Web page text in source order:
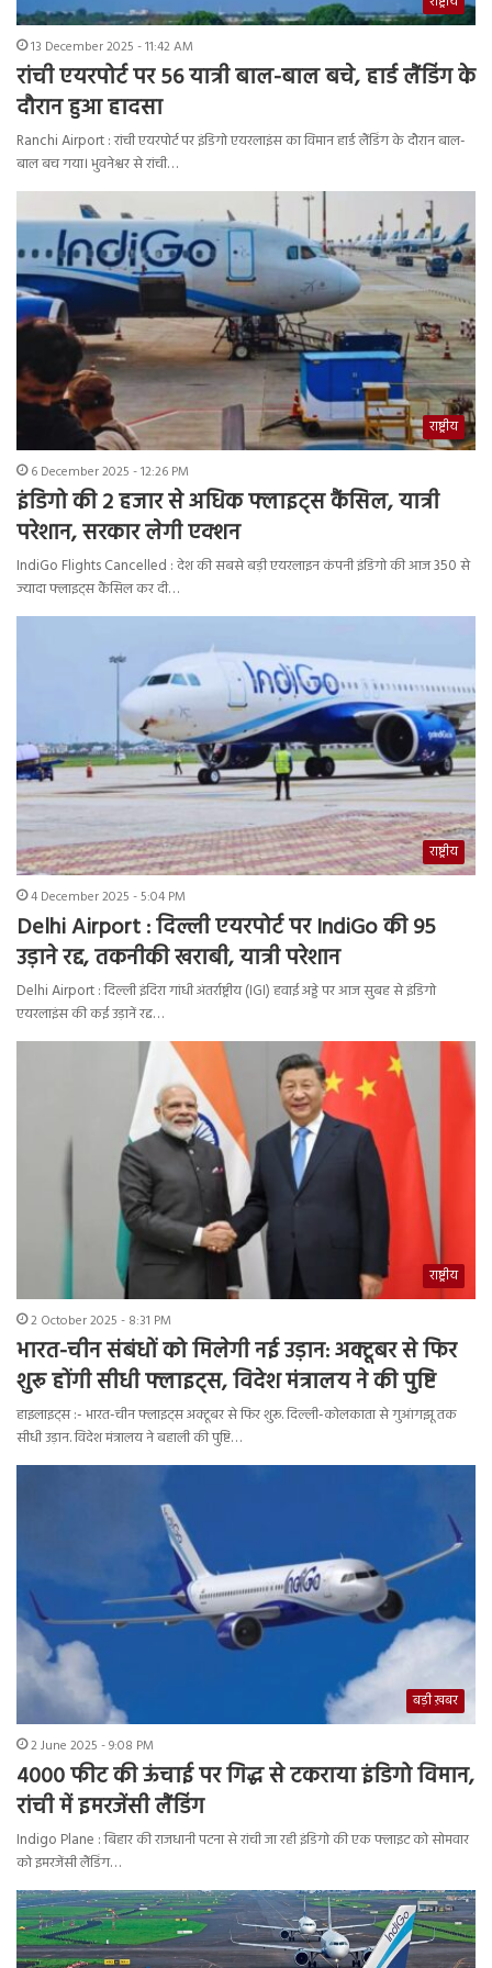
13 December 2025 - 11:42 AM
रांची एयरपोर्ट पर 56 यात्री बाल-बाल बचे, हार्ड लैंडिंग के
दौरान हुआ हादसा
Ranchi Airport : रांची एयरपोर्ट पर इंडिगो एयरलाइंस का विमान हार्ड लैंडिंग के दौरान बाल-
बाल बच गया। भुवनेश्वर से रांची…
राष्ट्रीय
6 December 2025 - 12:26 PM
इंडिगो की 2 हजार से अधिक फ्लाइट्स कैंसिल, यात्री
परेशान, सरकार लेगी एक्शन
IndiGo Flights Cancelled : देश की सबसे बड़ी एयरलाइन कंपनी इंडिगो की आज 350 से
ज्यादा फ्लाइट्स कैंसिल कर दी…
राष्ट्रीय
4 December 2025 - 5:04 PM
Delhi Airport : दिल्ली एयरपोर्ट पर IndiGo की 95
उड़ाने रद्द, तकनीकी खराबी, यात्री परेशान
Delhi Airport : दिल्ली इंदिरा गांधी अंतर्राष्ट्रीय (IGI) हवाई अड्डे पर आज सुबह से इंडिगो
एयरलाइंस की कई उड़ानें रद्द…
राष्ट्रीय
2 October 2025 - 8:31 PM
भारत-चीन संबंधों को मिलेगी नई उड़ान: अक्टूबर से फिर
शुरू होंगी सीधी फ्लाइट्स, विदेश मंत्रालय ने की पुष्टि
हाइलाइट्स :- भारत-चीन फ्लाइट्स अक्टूबर से फिर शुरू. दिल्ली-कोलकाता से गुआंगझू तक
सीधी उड़ान. विदेश मंत्रालय ने बहाली की पुष्टि…
बड़ी ख़बर
2 June 2025 - 9:08 PM
4000 फीट की ऊंचाई पर गिद्ध से टकराया इंडिगो विमान,
रांची में इमरजेंसी लैंडिंग
Indigo Plane : बिहार की राजधानी पटना से रांची जा रही इंडिगो की एक फ्लाइट को सोमवार
को इमरजेंसी लैंडिंग…